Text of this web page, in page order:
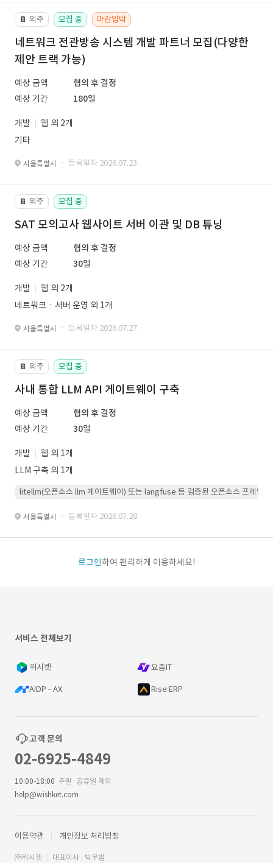
📔 외주 모집 중 마감임박
네트워크 전관방송 시스템 개발 파트너 모집(다양한
제안 트랙 가능)
예상 금액
협의 후 결정
예상 기간
180일
개발
웹 외 2개
기타
서울특별시 · 등록일자 2026.07.23.
📔 외주 모집 중
SAT 모의고사 웹사이트 서버 이관 및 DB 튜닝
예상 금액
협의 후 결정
예상 기간
30일
개발
웹 외 2개
네트워크ㆍ서버 운영 외 1개
서울특별시 · 등록일자 2026.07.27.
📔 외주 모집 중
사내 통합 LLM API 게이트웨이 구축
예상 금액
협의 후 결정
예상 기간
30일
개발
웹 외 1개
LLM 구축 외 1개
litellm(오픈소스 llm 게이트웨이) 또는 langfuse 등 검증된 오픈소스 프레임워
서울특별시 · 등록일자 2026.07.28.
로그인하여 편리하게 이용하세요!
서비스 전체보기
위시켓 요즘IT
AIDP - AX Rise ERP
고객 문의
02-6925-4849
10:00-18:00 주말·공휴일 제외
help@wishket.com
이용약관 개인정보 처리방침
㈜위시켓 대표이사 : 박우범